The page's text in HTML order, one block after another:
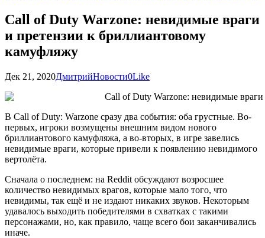
Call of Duty Warzone: невидимые враги
и претензии к бриллиантовому
камуфляжу
Дек 21, 2020ДмитрийНовости0Like
В Call of Duty: Warzone сразу два события: оба грустные. Во-
первых, игроки возмущены внешним видом нового
бриллиантового камуфляжа, а во-вторых, в игре завелись
невидимые враги, которые привели к появлению невидимого
вертолёта.
Сначала о последнем: на Reddit обсуждают возросшее
количество невидимых врагов, которые мало того, что
невидимы, так ещё и не издают никаких звуков. Некоторым
удавалось выходить победителями в схватках с такими
персонажами, но, как правило, чаще всего бои заканчивались
иначе.